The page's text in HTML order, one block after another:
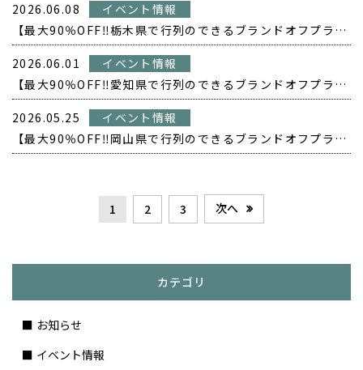
2026.06.08
イベント情報
【最大90％OFF‼️栃木県で行列のできるブランドオフプライス POPUP開催❗️】
2026.06.01
イベント情報
【最大90％OFF‼️愛知県で行列のできるブランドオフプライス POPUP開催❗️】
2026.05.25
イベント情報
【最大90％OFF‼️岡山県で行列のできるブランドオフプライス POPUP開催❗️】
1 2 3 次へ
カテゴリ
お知らせ
イベント情報